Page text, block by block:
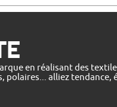
en réalisant des
polaires... alliez tendance,